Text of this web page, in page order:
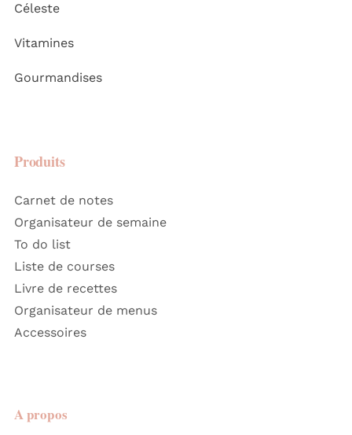
Céleste
Vitamines
Gourmandises
Produits
Carnet de notes
Organisateur de semaine
To do list
Liste de courses
Livre de recettes
Organisateur de menus
Accessoires
A propos